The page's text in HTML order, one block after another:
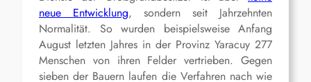
neue Entwicklung, sondern seit Jahrzehnten
Normalität. So wurden beispielsweise Anfang
August letzten Jahres in der Provinz Yaracuy 277
Menschen von ihren Felder vertrieben. Gegen
sieben der Bauern laufen die Verfahren nach wie